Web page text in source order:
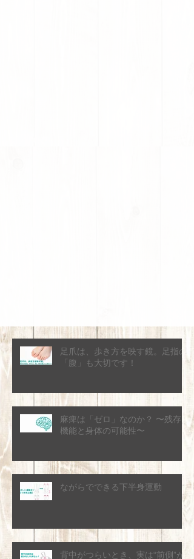
足爪は、歩き方を映す鏡。足指の
「腹」も大切です！
麻痺は「ゼロ」なのか？ 〜残存
機能と身体の可能性〜
ながらでできる下半身運動
背中がつらいとき、実は“前側”が